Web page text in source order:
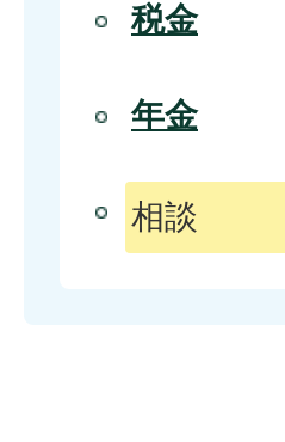
税金
年金
相談